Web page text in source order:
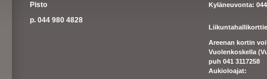
Pisto
p. 044 980 4828
Kyläneuvonta: 044
Areenan kortin
Vuolenkoskella
puh 041 3117258
Aukioloajat: